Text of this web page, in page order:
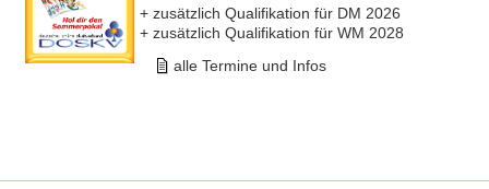
+ zusätzlich Qualifikation für DM 2026
+ zusätzlich Qualifikation für WM 2028
alle Termine und Infos